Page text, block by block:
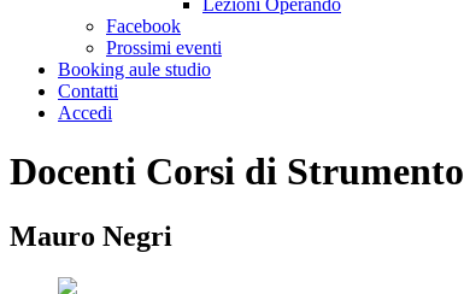
Lezioni Operando
Facebook
Prossimi eventi
Booking aule studio
Contatti
Accedi
Docenti Corsi di Strumento
Mauro Negri